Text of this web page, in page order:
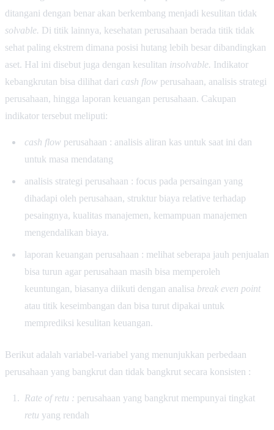
ditangani dengan benar akan berkembang menjadi kesulitan tidak
solvable. Di titik lainnya, kesehatan perusahaan berada titik tidak
sehat paling ekstrem dimana posisi hutang lebih besar dibandingkan
aset. Hal ini disebut juga dengan kesulitan insolvable. Indikator
kebangkrutan bisa dilihat dari cash flow perusahaan, analisis strategi
perusahaan, hingga laporan keuangan perusahaan. Cakupan
indikator tersebut meliputi:
cash flow perusahaan : analisis aliran kas untuk saat ini dan
untuk masa mendatang
analisis strategi perusahaan : focus pada persaingan yang
dihadapi oleh perusahaan, struktur biaya relative terhadap
pesaingnya, kualitas manajemen, kemampuan manajemen
mengendalikan biaya.
laporan keuangan perusahaan : melihat seberapa jauh penjualan
bisa turun agar perusahaan masih bisa memperoleh
keuntungan, biasanya diikuti dengan analisa break even point
atau titik keseimbangan dan bisa turut dipakai untuk
memprediksi kesulitan keuangan.
Berikut adalah variabel-variabel yang menunjukkan perbedaan
perusahaan yang bangkrut dan tidak bangkrut secara konsisten :
Rate of retu : perusahaan yang bangkrut mempunyai tingkat
retu yang rendah